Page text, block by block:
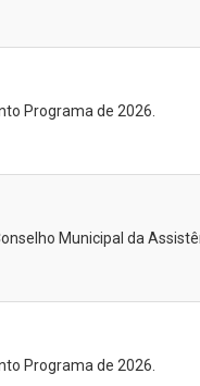
Programa de 2026.
Municipal da
Programa de 2026.